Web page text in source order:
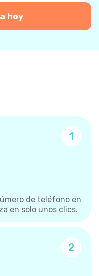
hoy
1
de teléfono en
en solo unos clics.
2